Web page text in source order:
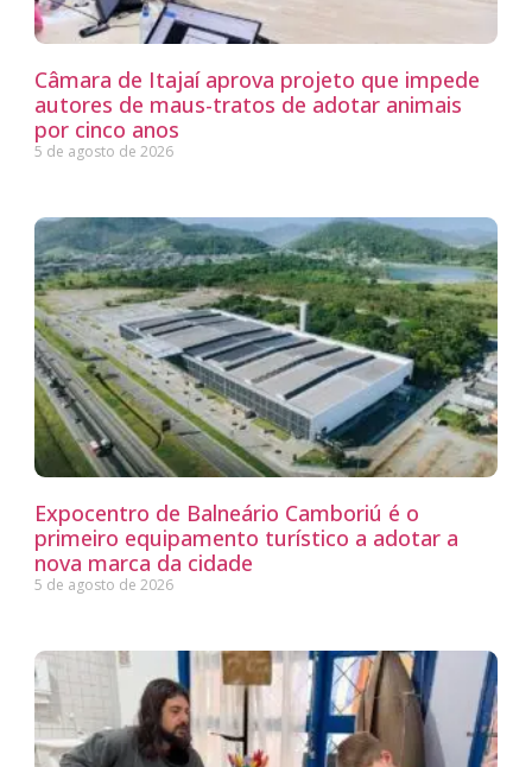
Câmara de Itajaí aprova projeto que impede
autores de maus-tratos de adotar animais
por cinco anos
5 de agosto de 2026
Expocentro de Balneário Camboriú é o
primeiro equipamento turístico a adotar a
nova marca da cidade
5 de agosto de 2026